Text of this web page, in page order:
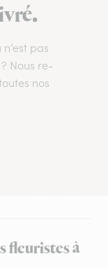
pas
Nous re-
nos
fleuristes à